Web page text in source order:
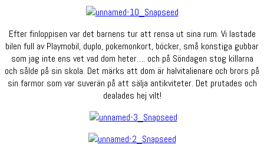
Efter finloppisen var det barnens tur att rensa ut sina rum. Vi lastade
bilen full av Playmobil, duplo, pokemonkort, böcker, små konstiga gubbar
som jag inte ens vet vad dom heter…. och på Söndagen stog killarna
och sålde på sin skola. Det märks att dom är halvitalienare och brors på
sin farmor som var suverän på att sälja antikviteter. Det prutades och
dealades hej vilt!